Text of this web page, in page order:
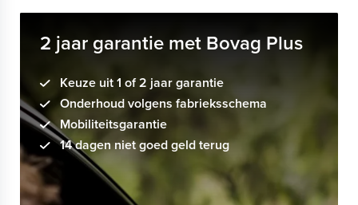
2 jaar garantie met Bovag Plus
Keuze uit 1 of 2 jaar garantie
Onderhoud volgens fabrieksschema
Mobiliteitsgarantie
14 dagen niet goed geld terug